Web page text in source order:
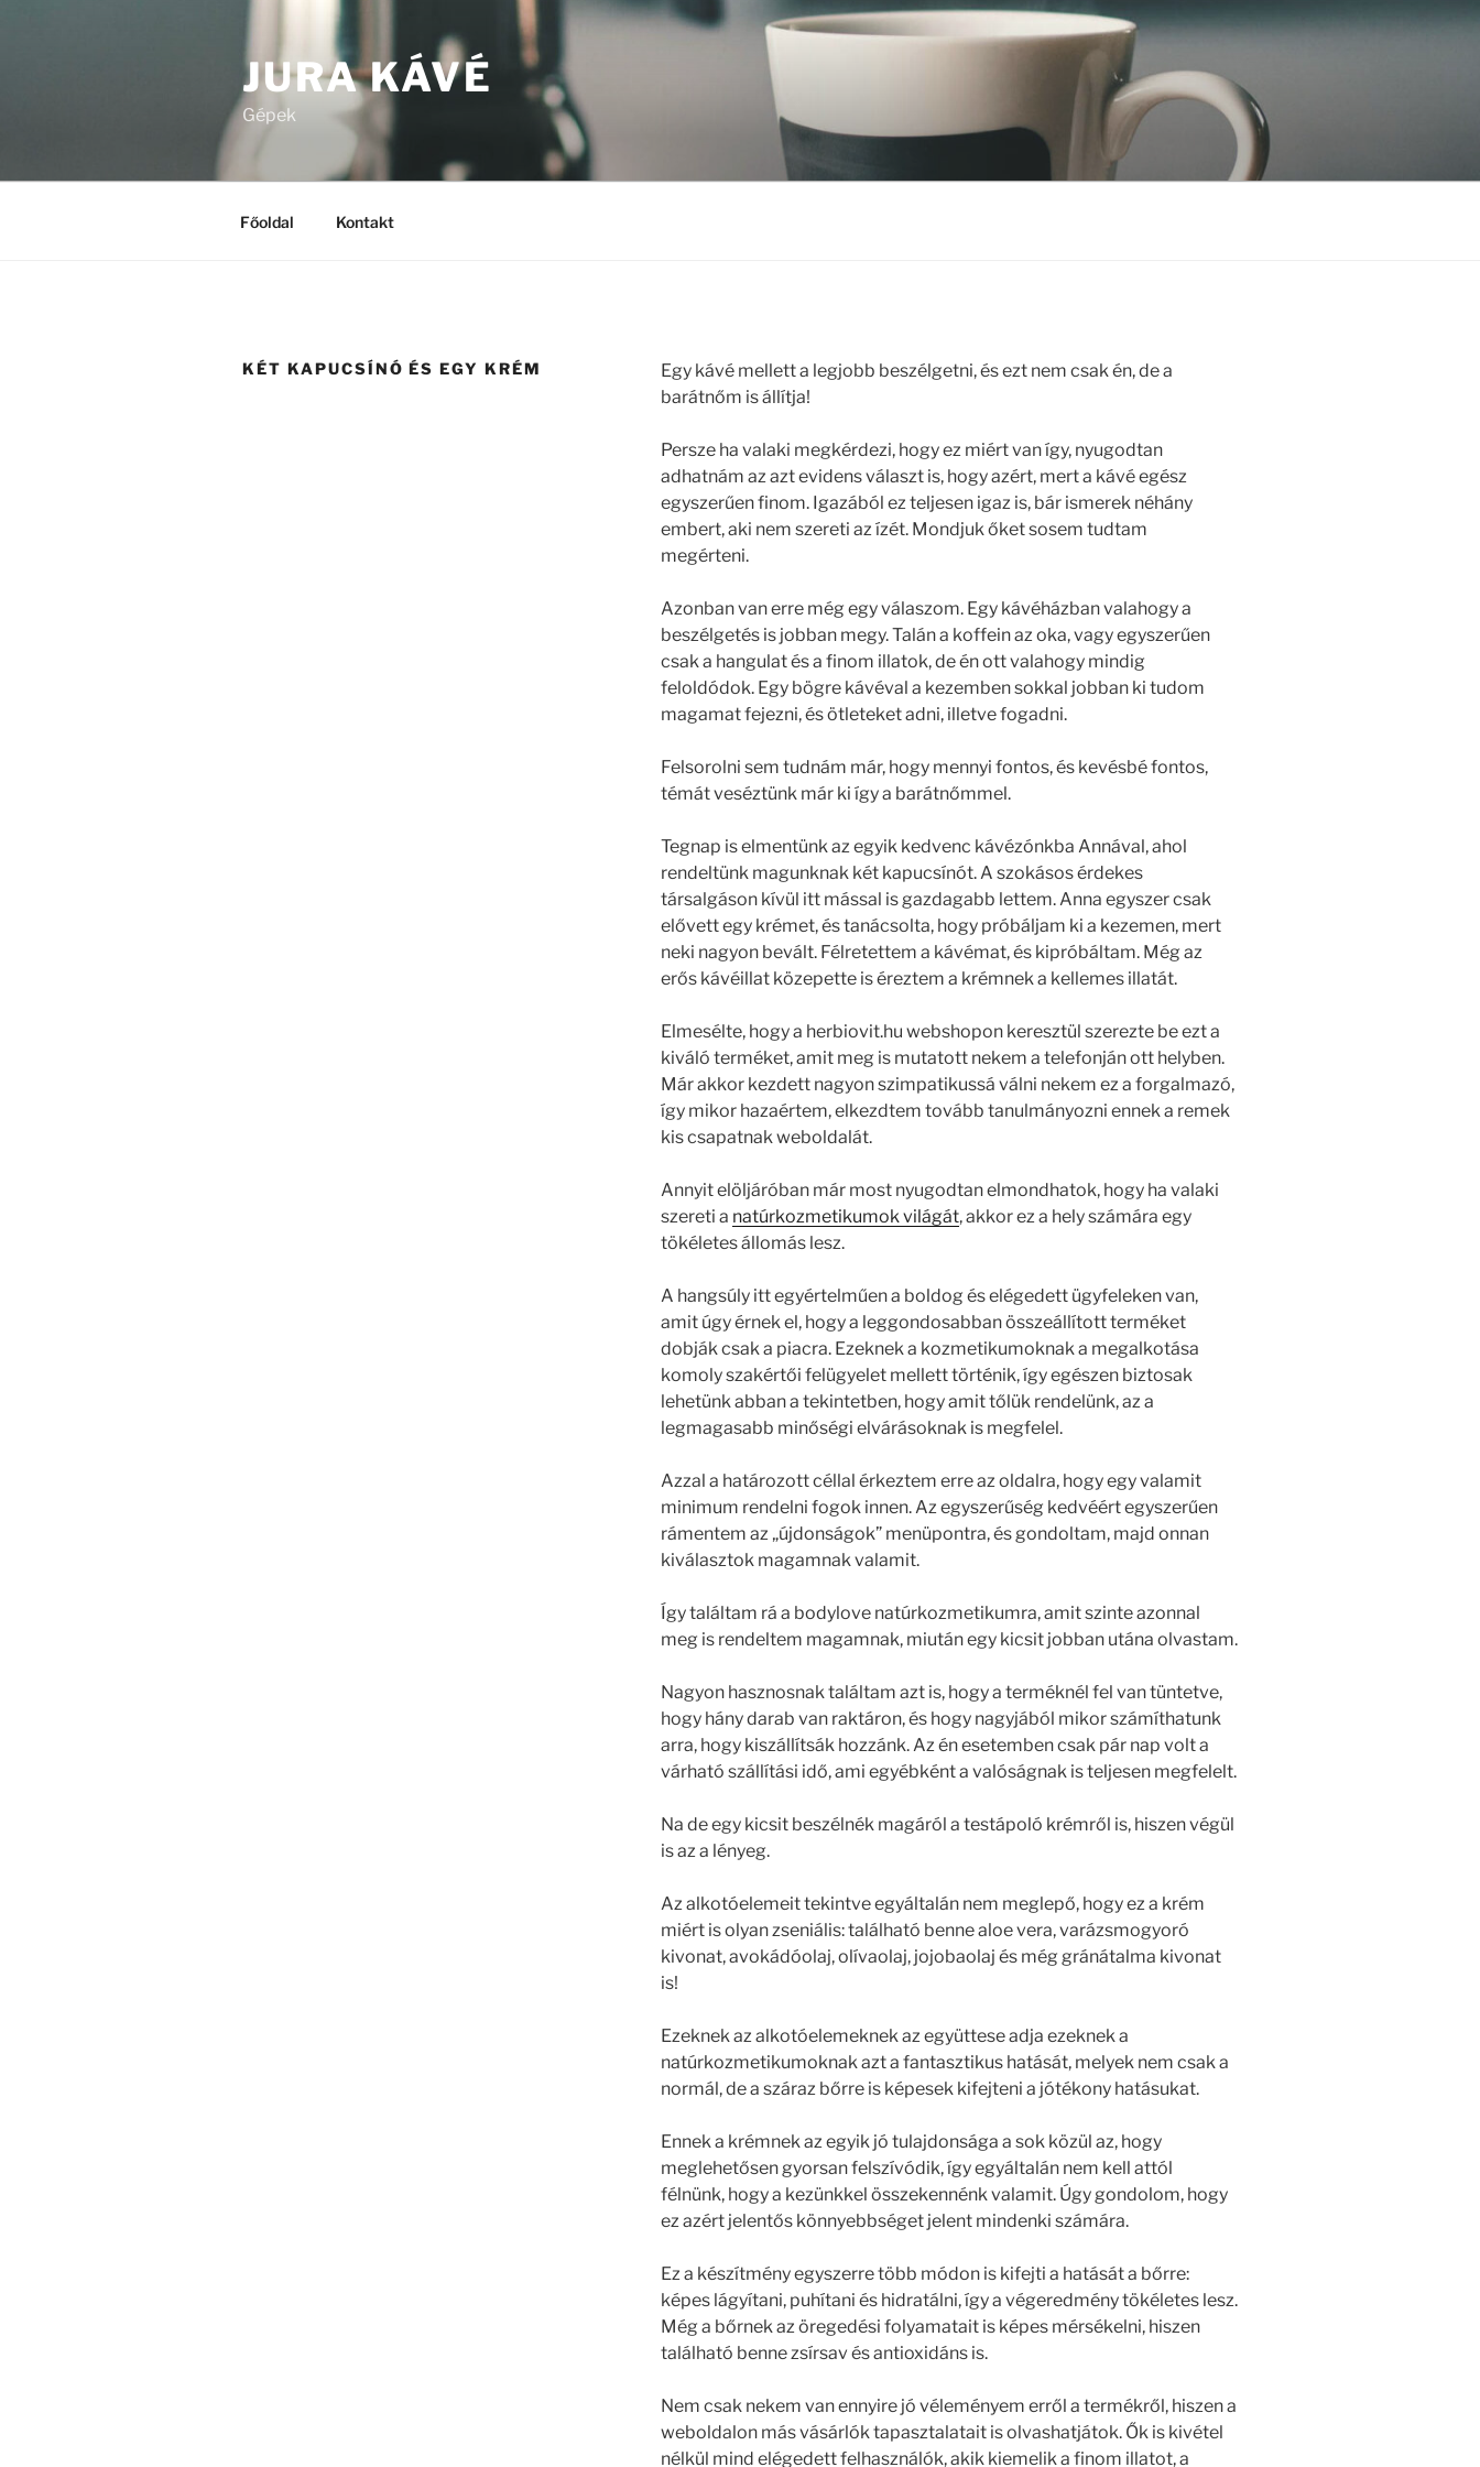
JURA KÁVÉ
Gépek
Főoldal Kontakt
KÉT KAPUCSÍNÓ ÉS EGY KRÉM
Egy kávé mellett a legjobb beszélgetni, és ezt nem csak én, de a
barátnőm is állítja!
Persze ha valaki megkérdezi, hogy ez miért van így, nyugodtan
adhatnám az azt evidens választ is, hogy azért, mert a kávé egész
egyszerűen finom. Igazából ez teljesen igaz is, bár ismerek néhány
embert, aki nem szereti az ízét. Mondjuk őket sosem tudtam
megérteni.
Azonban van erre még egy válaszom. Egy kávéházban valahogy a
beszélgetés is jobban megy. Talán a koffein az oka, vagy egyszerűen
csak a hangulat és a finom illatok, de én ott valahogy mindig
feloldódok. Egy bögre kávéval a kezemben sokkal jobban ki tudom
magamat fejezni, és ötleteket adni, illetve fogadni.
Felsorolni sem tudnám már, hogy mennyi fontos, és kevésbé fontos,
témát veséztünk már ki így a barátnőmmel.
Tegnap is elmentünk az egyik kedvenc kávézónkba Annával, ahol
rendeltünk magunknak két kapucsínót. A szokásos érdekes
társalgáson kívül itt mással is gazdagabb lettem. Anna egyszer csak
elővett egy krémet, és tanácsolta, hogy próbáljam ki a kezemen, mert
neki nagyon bevált. Félretettem a kávémat, és kipróbáltam. Még az
erős kávéillat közepette is éreztem a krémnek a kellemes illatát.
Elmesélte, hogy a herbiovit.hu webshopon keresztül szerezte be ezt a
kiváló terméket, amit meg is mutatott nekem a telefonján ott helyben.
Már akkor kezdett nagyon szimpatikussá válni nekem ez a forgalmazó,
így mikor hazaértem, elkezdtem tovább tanulmányozni ennek a remek
kis csapatnak weboldalát.
Annyit elöljáróban már most nyugodtan elmondhatok, hogy ha valaki
szereti a natúrkozmetikumok világát, akkor ez a hely számára egy
tökéletes állomás lesz.
A hangsúly itt egyértelműen a boldog és elégedett ügyfeleken van,
amit úgy érnek el, hogy a leggondosabban összeállított terméket
dobják csak a piacra. Ezeknek a kozmetikumoknak a megalkotása
komoly szakértői felügyelet mellett történik, így egészen biztosak
lehetünk abban a tekintetben, hogy amit tőlük rendelünk, az a
legmagasabb minőségi elvárásoknak is megfelel.
Azzal a határozott céllal érkeztem erre az oldalra, hogy egy valamit
minimum rendelni fogok innen. Az egyszerűség kedvéért egyszerűen
rámentem az „újdonságok” menüpontra, és gondoltam, majd onnan
kiválasztok magamnak valamit.
Így találtam rá a bodylove natúrkozmetikumra, amit szinte azonnal
meg is rendeltem magamnak, miután egy kicsit jobban utána olvastam.
Nagyon hasznosnak találtam azt is, hogy a terméknél fel van tüntetve,
hogy hány darab van raktáron, és hogy nagyjából mikor számíthatunk
arra, hogy kiszállítsák hozzánk. Az én esetemben csak pár nap volt a
várható szállítási idő, ami egyébként a valóságnak is teljesen megfelelt.
Na de egy kicsit beszélnék magáról a testápoló krémről is, hiszen végül
is az a lényeg.
Az alkotóelemeit tekintve egyáltalán nem meglepő, hogy ez a krém
miért is olyan zseniális: található benne aloe vera, varázsmogyoró
kivonat, avokádóolaj, olívaolaj, jojobaolaj és még gránátalma kivonat
is!
Ezeknek az alkotóelemeknek az együttese adja ezeknek a
natúrkozmetikumoknak azt a fantasztikus hatását, melyek nem csak a
normál, de a száraz bőrre is képesek kifejteni a jótékony hatásukat.
Ennek a krémnek az egyik jó tulajdonsága a sok közül az, hogy
meglehetősen gyorsan felszívódik, így egyáltalán nem kell attól
félnünk, hogy a kezünkkel összekennénk valamit. Úgy gondolom, hogy
ez azért jelentős könnyebbséget jelent mindenki számára.
Ez a készítmény egyszerre több módon is kifejti a hatását a bőrre:
képes lágyítani, puhítani és hidratálni, így a végeredmény tökéletes lesz.
Még a bőrnek az öregedési folyamatait is képes mérsékelni, hiszen
található benne zsírsav és antioxidáns is.
Nem csak nekem van ennyire jó véleményem erről a termékről, hiszen a
weboldalon más vásárlók tapasztalatait is olvashatjátok. Ők is kivétel
nélkül mind elégedett felhasználók, akik kiemelik a finom illatot, a